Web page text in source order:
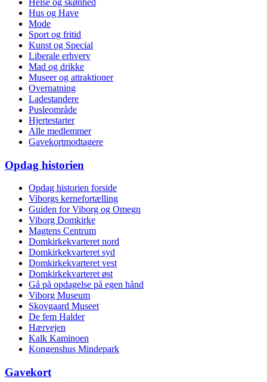
Hus og Have
Mode
Sport og fritid
Kunst og Special
Liberale erhverv
Mad og drikke
Museer og attraktioner
Overnatning
Ladestandere
Pusleområde
Hjertestarter
Alle medlemmer
Gavekortmodtagere
Opdag historien
Opdag historien forside
Viborgs kernefortælling
Guiden for Viborg og Omegn
Viborg Domkirke
Magtens Centrum
Domkirkekvarteret nord
Domkirkekvarteret syd
Domkirkekvarteret vest
Domkirkekvarteret øst
Gå på opdagelse på egen hånd
Viborg Museum
Skovgaard Museet
De fem Halder
Hærvejen
Kalk Kaminoen
Kongenshus Mindepark
Gavekort